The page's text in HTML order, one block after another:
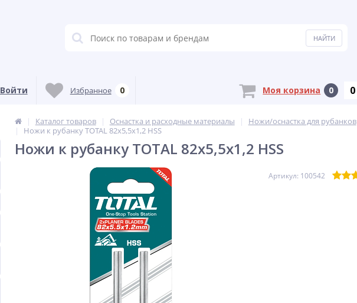
Войти Избранное 0 Моя корзина 0 0
Каталог товаров Оснастка и расходные материалы
Ножи/оснастка для рубанков
Ножи к рубанку TOTAL 82х5,5х1,2 HSS
Ножи к рубанку TOTAL 82х5,5х1,2 HSS
Артикул: 100542